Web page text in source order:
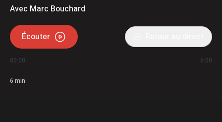
Avec Marc Bouchard
Écouter
00:00 6:00
6 min